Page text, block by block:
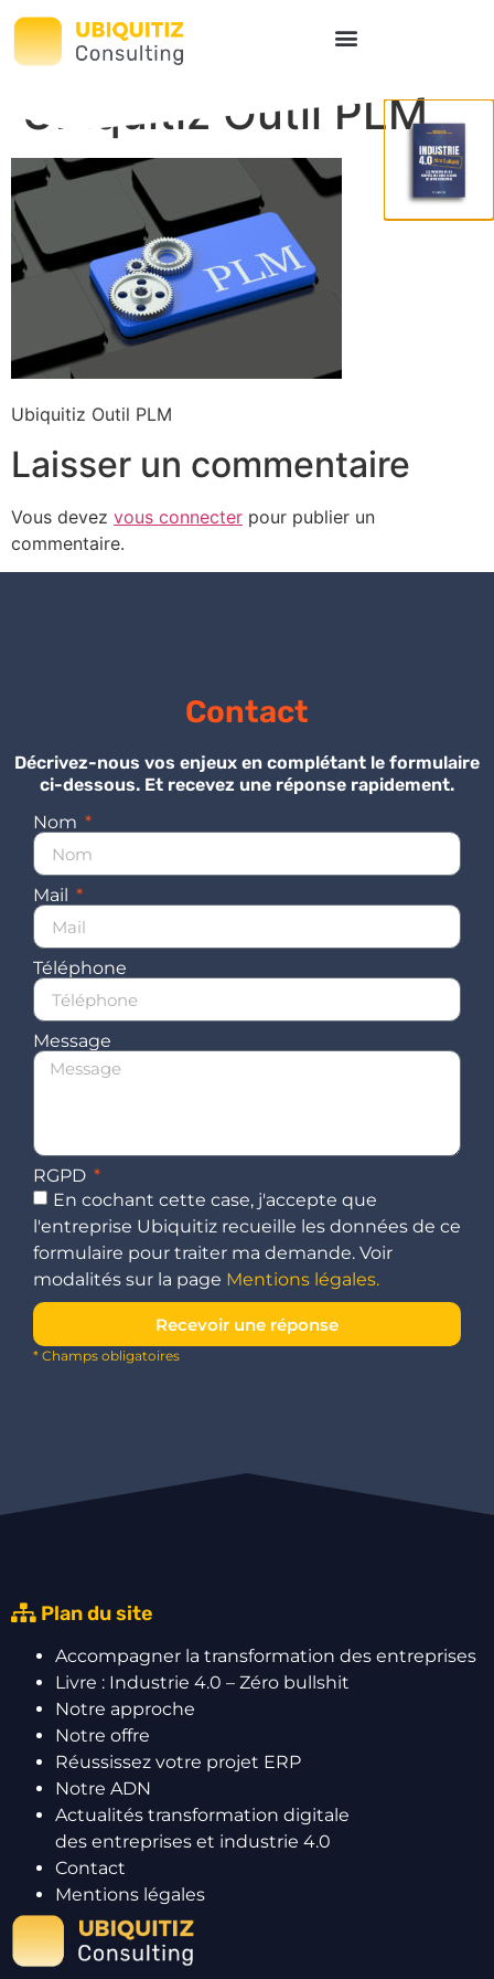
Ubiquitiz Outil PLM
Ubiquitiz Outil PLM
Laisser un commentaire
Vous devez vous connecter pour publier un
commentaire.
Contact
Décrivez-nous vos enjeux en complétant le formulaire
ci-dessous. Et recevez une réponse rapidement.
Nom
Mail
Téléphone
Message
RGPD
En cochant cette case, j'accepte que
l'entreprise Ubiquitiz recueille les données de ce
formulaire pour traiter ma demande. Voir
modalités sur la page Mentions légales.
Recevoir une réponse
* Champs obligatoires
Plan du site
Accompagner la transformation des entreprises
Livre : Industrie 4.0 – Zéro bullshit
Notre approche
Notre offre
Réussissez votre projet ERP
Notre ADN
Actualités transformation digitale
des entreprises et industrie 4.0
Contact
Mentions légales